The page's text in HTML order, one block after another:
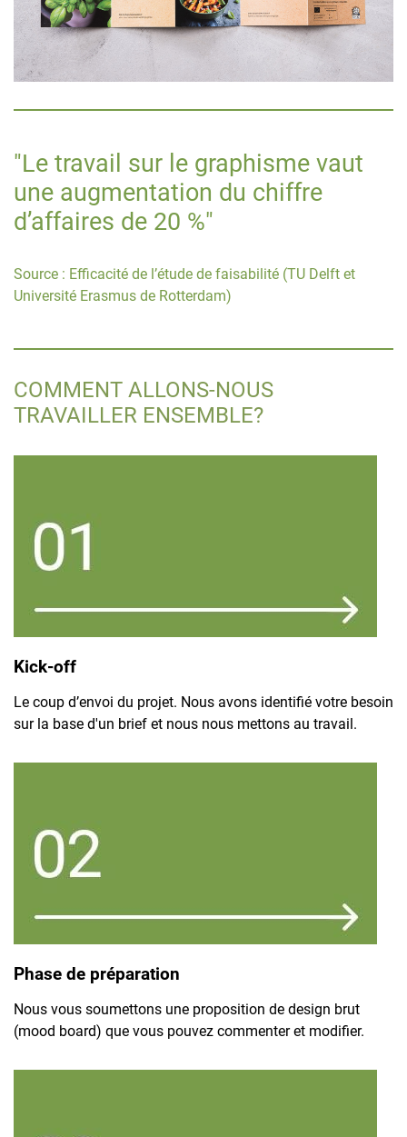
"Le travail sur le graphisme vaut
une augmentation du chiffre
d’affaires de 20 %"
Source : Efficacité de l’étude de faisabilité (TU Delft et
Université Erasmus de Rotterdam)
COMMENT ALLONS-NOUS
TRAVAILLER ENSEMBLE?
Kick-off
Le coup d’envoi du projet. Nous avons identifié votre besoin
sur la base d'un brief et nous nous mettons au travail.
Phase de préparation
Nous vous soumettons une proposition de design brut
(mood board) que vous pouvez commenter et modifier.